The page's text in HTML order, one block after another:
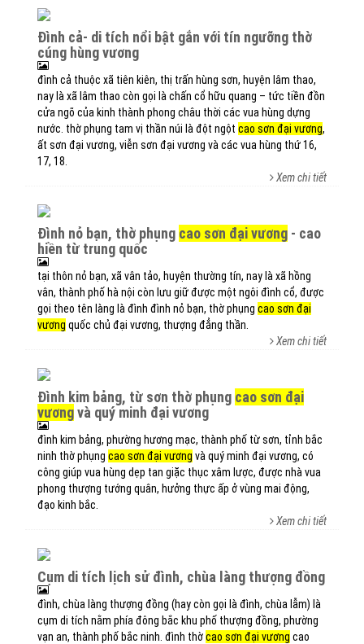
đình cả- di tích nổi bật gắn với tín ngưỡng thờ
cúng hùng vương
đình cả thuộc xã tiên kiên, thị trấn hùng sơn, huyện lâm thao,
nay là xã lâm thao còn gọi là chấn cổ hữu quang – tức tiền đồn
cửa ngõ của kinh thành phong châu thời các vua hùng dựng
nước. thờ phụng tam vị thần núi là đột ngột cao sơn đại vương,
ất sơn đại vương, viễn sơn đại vương và các vua hùng thứ 16,
17, 18.
Xem chi tiết
đình nỏ bạn, thờ phụng cao sơn đại vương - cao
hiền từ trung quốc
tại thôn nỏ bạn, xã vân tảo, huyện thường tín, nay là xã hồng
vân, thành phố hà nội còn lưu giữ được một ngôi đình cổ, được
gọi theo tên làng là đình đình nỏ bạn, thờ phụng cao sơn đại
vương quốc chủ đại vương, thượng đẳng thần.
Xem chi tiết
đình kim bảng, từ sơn thờ phụng cao sơn đại
vươngvà quý minh đại vương
đình kim bảng, phường hương mạc, thành phố từ sơn, tỉnh bắc
ninh thờ phụng cao sơn đại vương và quý minh đại vương, có
công giúp vua hùng dẹp tan giặc thục xâm lược, được nhà vua
phong thượng tướng quân, hưởng thực ấp ở vùng mai động,
đạo kinh bắc.
Xem chi tiết
cụm di tích lịch sử đình, chùa làng thượng đồng
đình, chùa làng thượng đồng (hay còn gọi là đình, chùa lẫm) là
cụm di tích nằm phía đông bắc khu phố thượng đồng, phường
vạn an, thành phố bắc ninh. đình thờcao sơn đại vương cao